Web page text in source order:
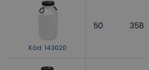
Kód: 143020
50 358